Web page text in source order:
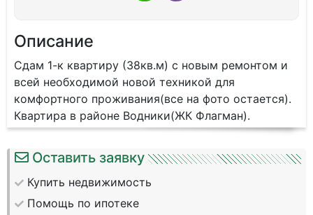
Описание
Сдам 1-к квартиру (38кв.м) с новым ремонтом и
всей необходимой новой техникой для
комфортного проживания(все на фото остается).
Квартира в районе Водники(ЖК Флагман).
Оставить заявку
Купить недвижимость
Помощь по ипотеке